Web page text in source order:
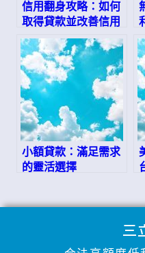
信用翻身攻略：如何
取得貸款並改善信用
評分
小額貸款：滿足需求
的靈活選擇
三